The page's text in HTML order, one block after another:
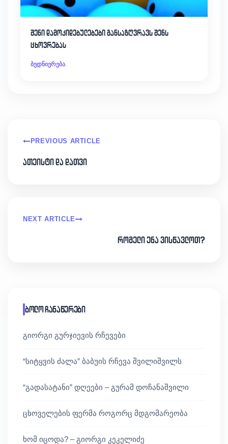
შენი დამოკიდებულებები განსაზღვრავს შენს
ცხოვრებას
ბედნიერება
PREVIOUS ARTICLE
ათეისტი და დათვი
NEXT ARTICLE
რომელი ენა ვისწავლოთ?
ბოლო ჩანაწერები
გიორგი გურჯიევის რჩევები
“სიტყვის ძალა” ბაბუის რჩევა შვილიშვილს
“გადასატანი” დღეები – გურამ დოჩანაშვილი
ცხოველების ფერმა როგორც მდგომარეობა
ხომ იცოდა? – გიორგი კეკელიძე